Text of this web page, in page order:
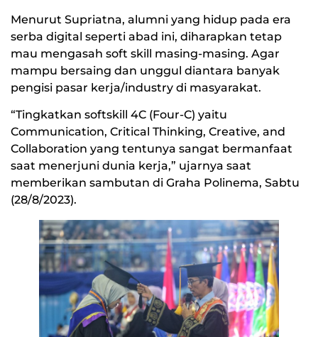
Menurut Supriatna, alumni yang hidup pada era
serba digital seperti abad ini, diharapkan tetap
mau mengasah soft skill masing-masing. Agar
mampu bersaing dan unggul diantara banyak
pengisi pasar kerja/industry di masyarakat.
“Tingkatkan softskill 4C (Four-C) yaitu
Communication, Critical Thinking, Creative, and
Collaboration yang tentunya sangat bermanfaat
saat menerjuni dunia kerja,” ujarnya saat
memberikan sambutan di Graha Polinema, Sabtu
(28/8/2023).